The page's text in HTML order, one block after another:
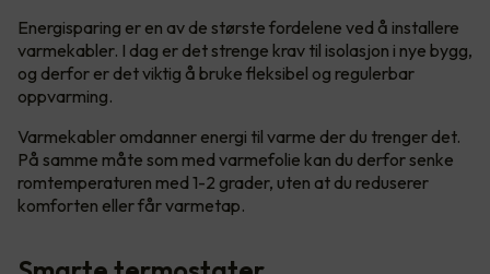
Energisparing er en av de største fordelene ved å installere
varmekabler. I dag er det strenge krav til isolasjon i nye bygg,
og derfor er det viktig å bruke fleksibel og regulerbar
oppvarming.
Varmekabler omdanner energi til varme der du trenger det.
På samme måte som med varmefolie kan du derfor senke
romtemperaturen med 1-2 grader, uten at du reduserer
komforten eller får varmetap.